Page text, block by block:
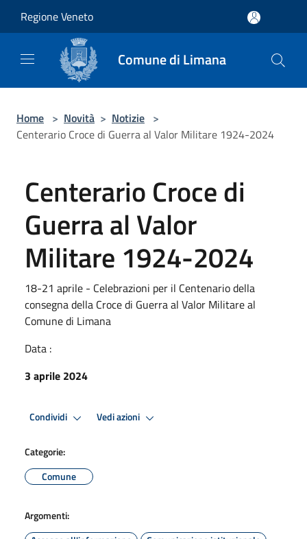
Regione Veneto
Comune di Limana
Home > Novità > Notizie >
Centerario Croce di Guerra al Valor Militare 1924-2024
Centerario Croce di
Guerra al Valor
Militare 1924-2024
18-21 aprile - Celebrazioni per il Centenario della
consegna della Croce di Guerra al Valor Militare al
Comune di Limana
Data :
3 aprile 2024
Condividi Vedi azioni
Categorie:
Comune
Argomenti: